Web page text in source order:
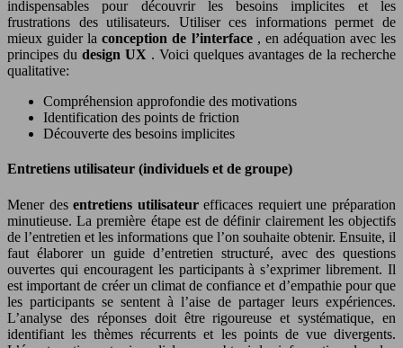
indispensables pour découvrir les besoins implicites et les
frustrations des utilisateurs. Utiliser ces informations permet de
mieux guider laconception de l’interface , en adéquation avec les
principes du design UX . Voici quelques avantages de la recherche
qualitative:
Compréhension approfondie des motivations
Identification des points de friction
Découverte des besoins implicites
Entretiens utilisateur (individuels et de groupe)
Mener desentretiens utilisateurefficaces requiert une préparation
minutieuse. La première étape est de définir clairement les objectifs
de l’entretien et les informations que l’on souhaite obtenir. Ensuite, il
faut élaborer un guide d’entretien structuré, avec des questions
ouvertes qui encouragent les participants à s’exprimer librement. Il
est important de créer un climat de confiance et d’empathie pour que
les participants se sentent à l’aise de partager leurs expériences.
L’analyse des réponses doit être rigoureuse et systématique, en
identifiant les thèmes récurrents et les points de vue divergents.